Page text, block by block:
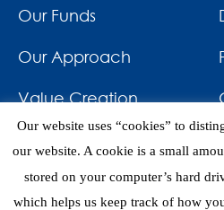
Our Funds
Our Approach
Value Creation
Investments
Our website uses “cookies” to
our website. A cookie is a small
stored on your computer’s hard
which helps us keep track of how